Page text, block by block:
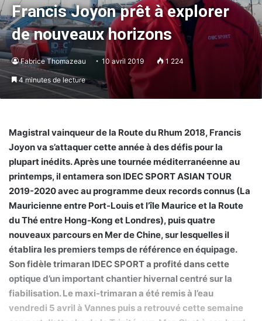
Francis Joyon prêt à explorer
de nouveaux horizons
Fabrice Thomazeau 10 avril 2019 1 224
4 minutes de lecture
Magistral vainqueur de la Route du Rhum 2018, Francis
Joyon va s’attaquer cette année à des défis pour la
plupart inédits. Après une tournée méditerranéenne au
printemps, il entamera son IDEC SPORT ASIAN TOUR
2019-2020 avec au programme deux records connus (La
Mauricienne entre Port-Louis et l’île Maurice et la Route
du Thé entre Hong-Kong et Londres), puis quatre
nouveaux parcours en Mer de Chine, sur lesquelles il
établira les premiers temps de référence en équipage.
Son fidèle trimaran IDEC SPORT a profité dans cette
optique d’un important chantier hivernal centré sur la
fiabilisation. Le maxi-trimaran a été remis à l’eau
vendredi 5 avril à Vannes puis a retrouvé cette semaine